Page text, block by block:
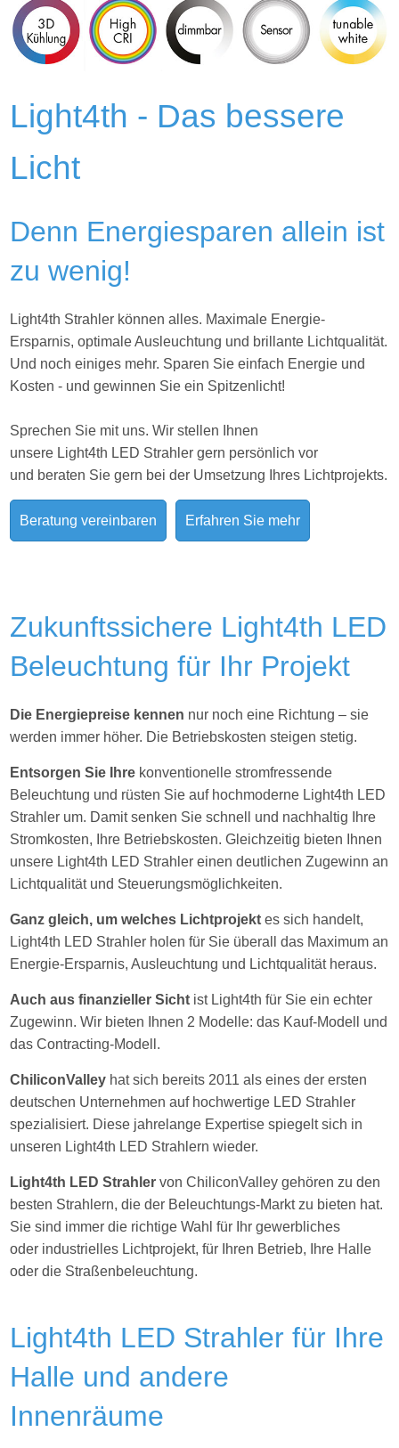
Light4th - Das bessere
Licht
Denn Energiesparen allein ist
zu wenig!
Light4th Strahler können alles. Maximale Energie-
Ersparnis, optimale Ausleuchtung und brillante Lichtqualität.
Und noch einiges mehr. Sparen Sie einfach Energie und
Kosten - und gewinnen Sie ein Spitzenlicht!
Sprechen Sie mit uns. Wir stellen Ihnen
unsere Light4th LED Strahler gern persönlich vor
und beraten Sie gern bei der Umsetzung Ihres Lichtprojekts.
Beratung vereinbaren Erfahren Sie mehr
Zukunftssichere Light4th LED
Beleuchtung für Ihr Projekt
Die Energiepreise kennen nur noch eine Richtung – sie
werden immer höher. Die Betriebskosten steigen stetig.
Entsorgen Sie Ihre konventionelle stromfressende
Beleuchtung und rüsten Sie auf hochmoderne Light4th LED
Strahler um. Damit senken Sie schnell und nachhaltig Ihre
Stromkosten, Ihre Betriebskosten. Gleichzeitig bieten Ihnen
unsere Light4th LED Strahler einen deutlichen Zugewinn an
Lichtqualität und Steuerungsmöglichkeiten.
Ganz gleich, um welches Lichtprojektes sich handelt,
Light4th LED Strahler holen für Sie überall das Maximum an
Energie-Ersparnis, Ausleuchtung und Lichtqualität heraus.
Auch aus finanzieller Sicht ist Light4th für Sie ein echter
Zugewinn. Wir bieten Ihnen 2 Modelle: das Kauf-Modell und
das Contracting-Modell.
ChiliconValley hat sich bereits 2011 als eines der ersten
deutschen Unternehmen auf hochwertige LED Strahler
spezialisiert. Diese jahrelange Expertise spiegelt sich in
unseren Light4th LED Strahlern wieder.
Light4th LED Strahler von ChiliconValley gehören zu den
besten Strahlern, die der Beleuchtungs-Markt zu bieten hat.
Sie sind immer die richtige Wahl für Ihr gewerbliches
oder industrielles Lichtprojekt, für Ihren Betrieb, Ihre Halle
oder die Straßenbeleuchtung.
Light4th LED Strahler für Ihre
Halle und andere
Innenräume